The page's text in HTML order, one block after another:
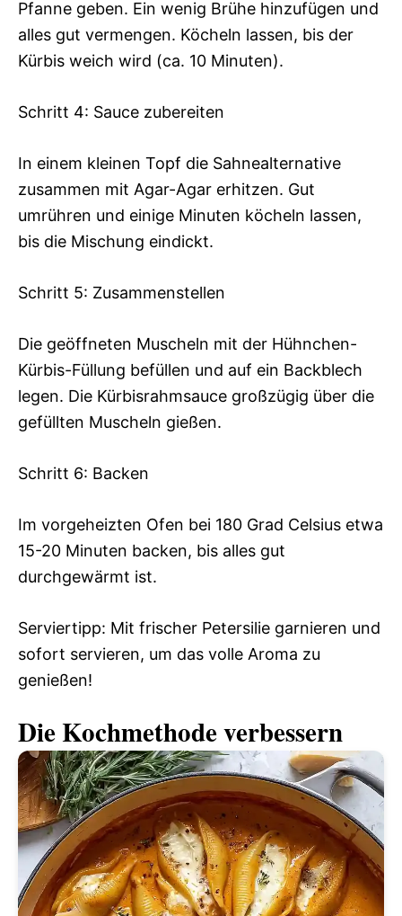
Pfanne geben. Ein wenig Brühe hinzufügen und
alles gut vermengen. Köcheln lassen, bis der
Kürbis weich wird (ca. 10 Minuten).
Schritt 4: Sauce zubereiten
In einem kleinen Topf die Sahnealternative
zusammen mit Agar-Agar erhitzen. Gut
umrühren und einige Minuten köcheln lassen,
bis die Mischung eindickt.
Schritt 5: Zusammenstellen
Die geöffneten Muscheln mit der Hühnchen-
Kürbis-Füllung befüllen und auf ein Backblech
legen. Die Kürbisrahmsauce großzügig über die
gefüllten Muscheln gießen.
Schritt 6: Backen
Im vorgeheizten Ofen bei 180 Grad Celsius etwa
15-20 Minuten backen, bis alles gut
durchgewärmt ist.
Serviertipp: Mit frischer Petersilie garnieren und
sofort servieren, um das volle Aroma zu
genießen!
Die Kochmethode verbessern